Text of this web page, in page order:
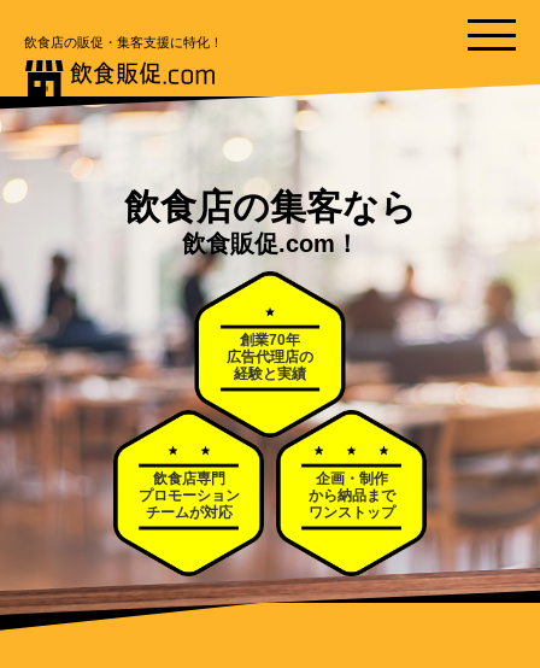
飲食店の販促・集客支援に特化！
飲食店の集客なら
飲食販促.com！
創業70年
広告代理店の
経験と実績
飲食店専門
プロモーション
チームが対応
企画・制作
から納品まで
ワンストップ